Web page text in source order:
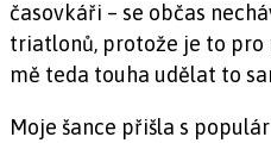
časovkáři – se občas
triatlonů, protože je to pro
mě teda touha udělat to
Moje šance přišla s